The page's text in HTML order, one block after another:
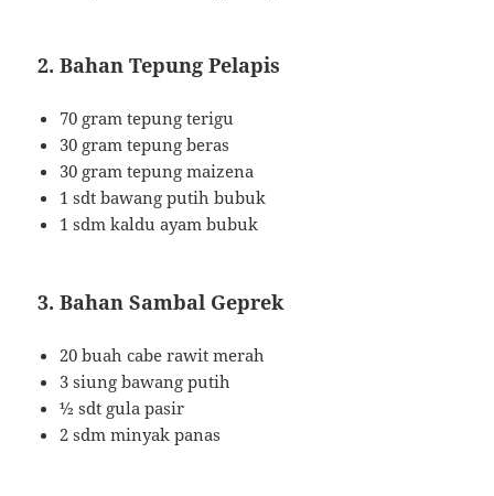
2. Bahan Tepung Pelapis
70 gram tepung terigu
30 gram tepung beras
30 gram tepung maizena
1 sdt bawang putih bubuk
1 sdm kaldu ayam bubuk
3. Bahan Sambal Geprek
20 buah cabe rawit merah
3 siung bawang putih
½ sdt gula pasir
2 sdm minyak panas